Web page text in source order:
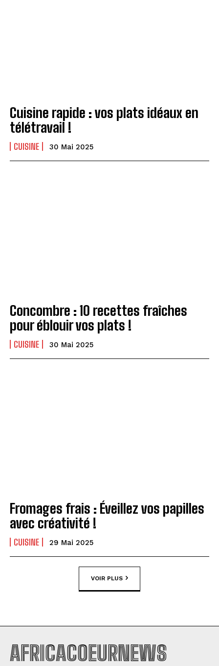
Cuisine rapide : vos plats idéaux en
télétravail !
CUISINE 30 Mai 2025
Concombre : 10 recettes fraîches
pour éblouir vos plats !
CUISINE 30 Mai 2025
Fromages frais : Éveillez vos papilles
avec créativité !
CUISINE 29 Mai 2025
VOIR PLUS
AFRICACOEURNEWS